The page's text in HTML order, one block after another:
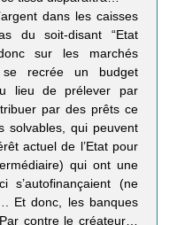
dans les caisses
du soit-disant “Etat
sur les marchés
recrée un budget
lieu de prélever par
par des prêts ce
solvables, qui peuvent
actuel de l’Etat pour
qui ont une
s’autofinançaient (ne
Et donc, les banques
contre le créateur…